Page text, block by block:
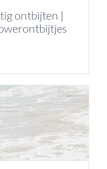
ontbijten |